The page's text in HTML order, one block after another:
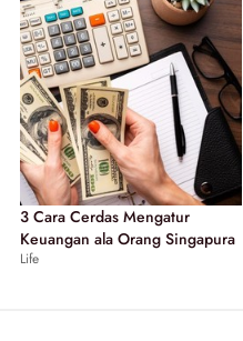
3 Cara Cerdas Mengatur
Keuangan ala Orang Singapura
Life